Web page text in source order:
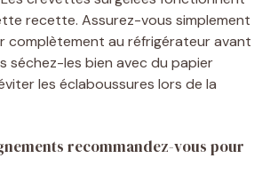
recette. Assurez-vous simplement
complètement au réfrigérateur avant
séchez-les bien avec du papier
les éclaboussures lors de la
recommandez-vous pour